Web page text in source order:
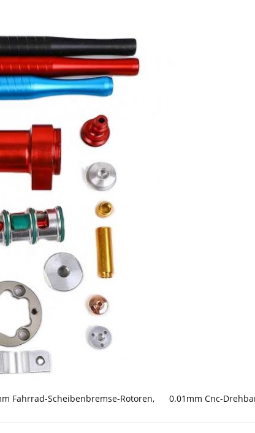
Fahrrad-Scheibenbremse-Rotoren, 0.01mm Cnc-